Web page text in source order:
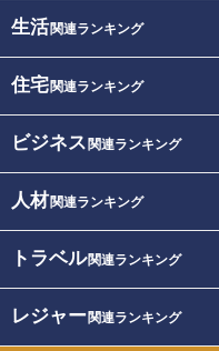
生活関連ランキング
住宅関連ランキング
ビジネス 関連ランキング
人材関連ランキング
トラベル関連ランキング
レジャー関連ランキング